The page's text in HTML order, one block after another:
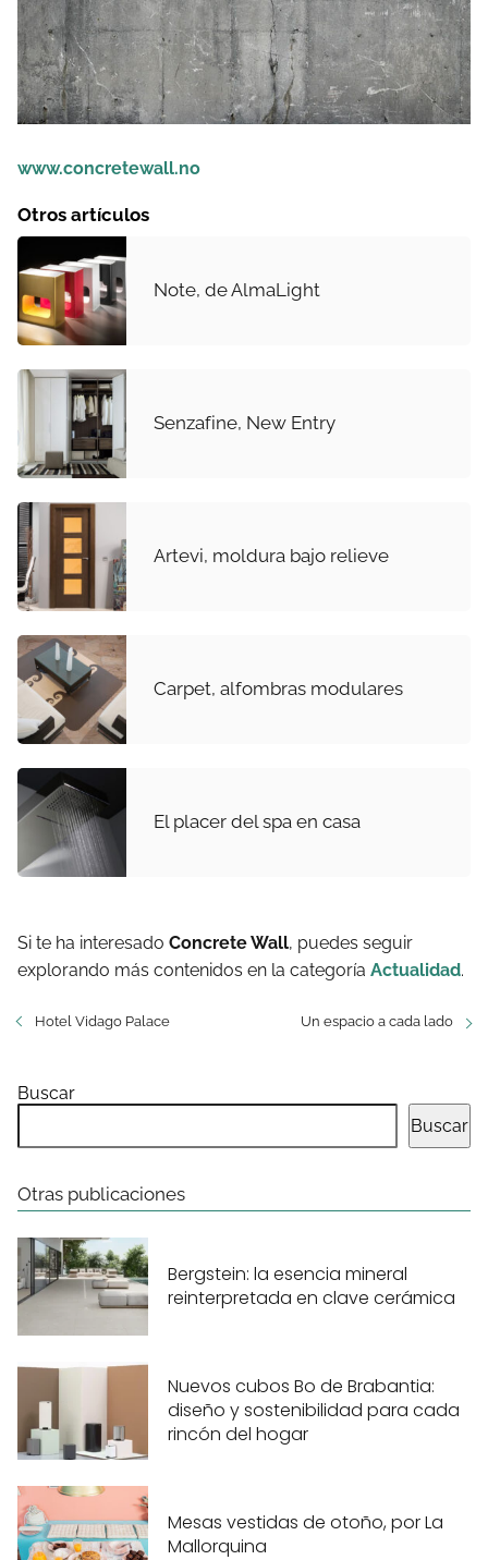
www.concretewall.no
Otros artículos
Note, de AlmaLight
Senzafine, New Entry
Artevi, moldura bajo relieve
Carpet, alfombras modulares
El placer del spa en casa
Si te ha interesado Concrete Wall, puedes seguir
explorando más contenidos en la categoría Actualidad.
Hotel Vidago Palace Un espacio a cada lado
Buscar
Buscar
Otras publicaciones
Bergstein: la esencia mineral
reinterpretada en clave cerámica
Nuevos cubos Bo de Brabantia:
diseño y sostenibilidad para cada
rincón del hogar
Mesas vestidas de otoño, por La
Mallorquina